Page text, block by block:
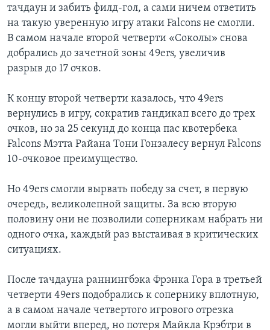
тачдаун и забить филд-гол, а сами ничем ответить
на такую уверенную игру атаки Falcons не смогли.
В самом начале второй четверти «Соколы» снова
добрались до зачетной зоны 49ers, увеличив
разрыв до 17 очков.
К концу второй четверти казалось, что 49ers
вернулись в игру, сократив гандикап всего до трех
очков, но за 25 секунд до конца пас квотербека
Falcons Мэтта Райана Тони Гонзалесу вернул Falcons
10-очковое преимущество.
Но 49ers смогли вырвать победу за счет, в первую
очередь, великолепной защиты. За всю вторую
половину они не позволили соперникам набрать ни
одного очка, каждый раз выстаивая в критических
ситуациях.
После тачдауна раннингбэка Фрэнка Гора в третьей
четверти 49ers подобрались к сопернику вплотную,
а в самом начале четвертого игрового отрезка
могли выйти вперед, но потеря Майкла Крэбтри в